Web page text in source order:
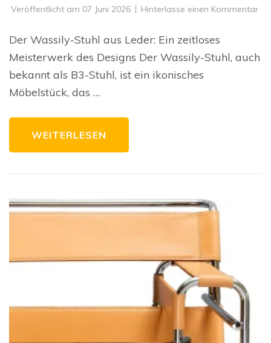
Veröffentlicht am 07 Juni 2026 Hinterlasse einen Kommentarzu
Der Wassily-Stuhl aus Leder: Ein zeitloses
Meisterwerk des Designs Der Wassily-Stuhl, auch
bekannt als B3-Stuhl, ist ein ikonisches
Möbelstück, das …
WEITERLESEN